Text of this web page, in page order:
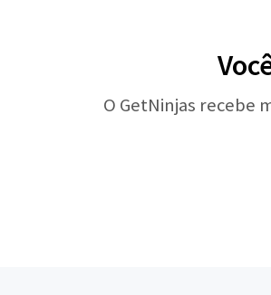
O GetNinjas recebe